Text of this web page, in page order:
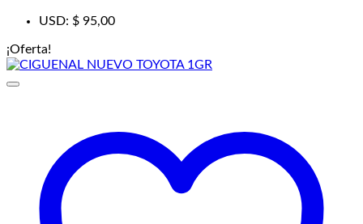
original
USD: $ 95,00
¡Oferta!